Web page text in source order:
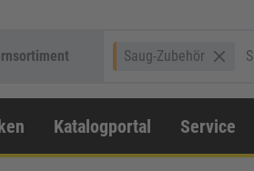
Saug-Zubehör
Katalogportal Service